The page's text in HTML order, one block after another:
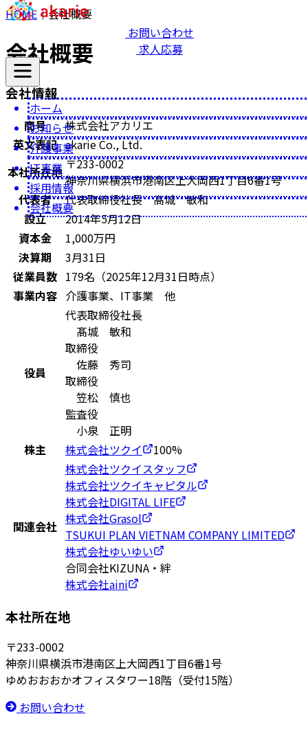
お問い合わせ
求人応募
ホーム
お知らせ
介護事業
IT事業
採用情報
会社概要
HOME ｜会社概要
会社概要
会社情報
商号
株式会社アカリエ
英文表記 akarie Co., Ltd.
本社所在地〒233-0002
神奈川県横浜市港南区上大岡西1丁目6番1号
代表者
代表取締役社長 髙城 敏和
設立
2014年5月12日
資本金
1,000万円
決算期
3月31日
従業員数 179名（2025年12月31日時点）
事業内容 介護事業、IT事業 他
役員
代表取締役社長
髙城 敏和
取締役
佐藤 秀司
取締役
笠松 慎也
監査役
小泉 正明
株主
株式会社ツクイ 100%
関連会社
株式会社ツクイスタッフ
株式会社ツクイキャピタル
株式会社DIGITAL LIFE
株式会社Grasol
TSUKUI PLAN VIETNAM COMPANY LIMITED
株式会社ゆいゆい
合同会社KIZUNA・絆
株式会社aini
本社所在地
〒233-0002
神奈川県横浜市港南区上大岡西1丁目6番1号
ゆめおおおかオフィスタワー18階（受付15階）
お問い合わせ